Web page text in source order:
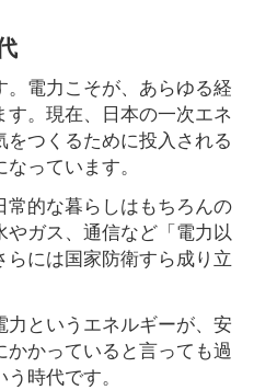
電力こそが、あらゆる経
。現在、日本の一次エネ
つくるために投入される
っています。
的な暮らしはもちろんの
ガス、通信など「電力以
には国家防衛すら成り立
というエネルギーが、安
かっていると言っても過
時代です。